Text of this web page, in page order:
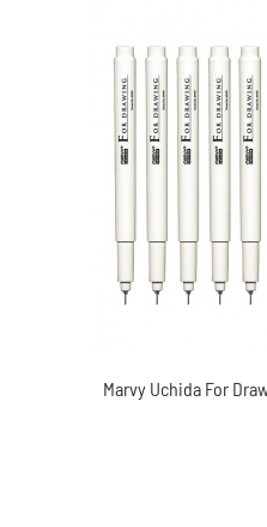
Marvy Uchida For